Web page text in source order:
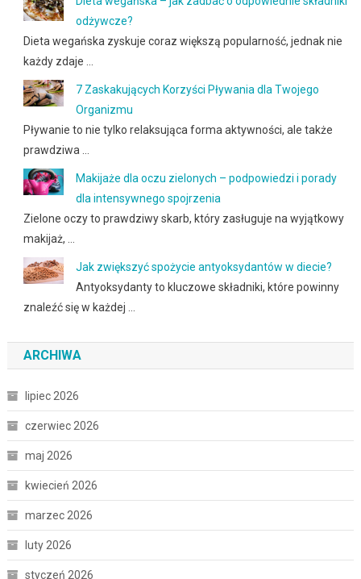
odżywcze?
Dieta wegańska zyskuje coraz większą popularność, jednak nie
każdy zdaje …
7 Zaskakujących Korzyści Pływania dla Twojego
Organizmu
Pływanie to nie tylko relaksująca forma aktywności, ale także
prawdziwa …
Makijaże dla oczu zielonych – podpowiedzi i porady
dla intensywnego spojrzenia
Zielone oczy to prawdziwy skarb, który zasługuje na wyjątkowy
makijaż, …
Jak zwiększyć spożycie antyoksydantów w diecie?
Antyoksydanty to kluczowe składniki, które powinny
znaleźć się w każdej …
ARCHIWA
lipiec 2026
czerwiec 2026
maj 2026
kwiecień 2026
marzec 2026
luty 2026
styczeń 2026